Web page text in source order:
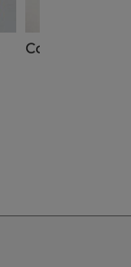
Cordón